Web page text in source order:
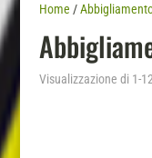
Home /
Visualizzazione di 1-